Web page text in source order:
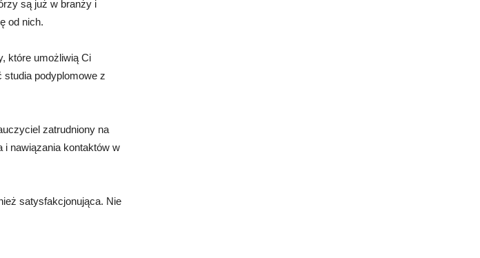
są już w branży i
od nich.
które umożliwią Ci
podyplomowe z
zatrudniony na
i nawiązania kontaktów w
satysfakcjonująca. Nie